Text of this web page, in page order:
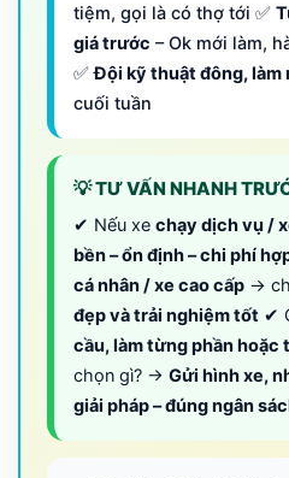
tiệm, gọi là có thợ tới ✅
giá trước – Ok mới làm,
✅Đội kỹ thuật đông, làm
cuối tuần
💡 TƯ VẤN NHANH
✔ Nếu xe chạy dịch vụ /
bền – ổn định – chi phí
cá nhân / xe cao cấp →
đẹp và trải nghiệm tốt ✔
cầu, làm từng phần hoặc
chọn gì? → Gửi hình xe,
giải pháp – đúng ngân